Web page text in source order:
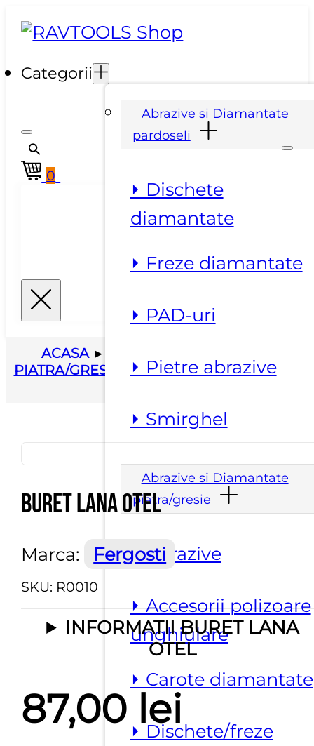
Categorii
Abrazive si Diamantate
pardoseli
⏵ Dischete
diamantate
⏵ Freze diamantate
⏵ PAD-uri
⏵ Pietre abrazive
⏵ Smirghel
Abrazive si Diamantate
piatra/gresie
⏵ Abrazive
⏵ Accesorii polizoare
unghiulare
⏵ Carote diamantate
⏵ Dischete/freze
0
ACASA ▸
PIATRA/GRESIE
ABRAZIVE ▸ BURET
Buret lana otel
Marca: Fergosti
SKU: R0010
INFORMATII BURET LANA
OTEL
87,00 lei